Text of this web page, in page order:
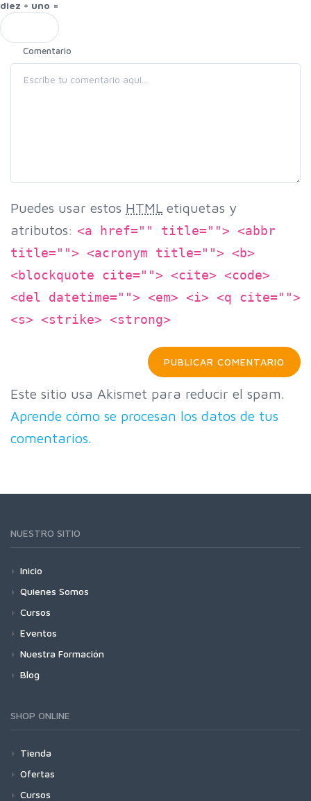
diez + uno =
Comentario
Puedes usar estos HTML etiquetas y
atributos: <a href="" title=""> <abbr
title=""> <acronym title=""> <b>
<blockquote cite=""> <cite> <code>
<del datetime=""> <em> <i> <q cite="">
<s> <strike> <strong>
Este sitio usa Akismet para reducir el spam.
Aprende cómo se procesan los datos de tus
comentarios.
NUESTRO SITIO
Inicio
Quienes Somos
Cursos
Eventos
Nuestra Formación
Blog
SHOP ONLINE
Tienda
Ofertas
Cursos